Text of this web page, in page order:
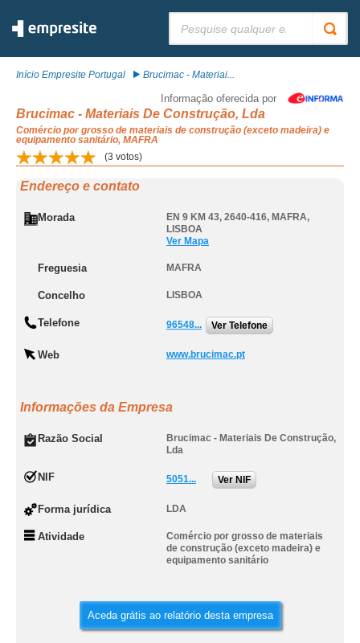
Início Empresite Portugal Brucimac - Materiai...
Informação oferecida por
Brucimac - Materiais De Construção, Lda
Comércio por grosso de materiais de construção (exceto madeira) e
equipamento sanitário, MAFRA
(3 votos)
Endereço e contato
Morada EN 9 KM 43, 2640-416, MAFRA,
LISBOA
Ver Mapa
Freguesia MAFRA
Concelho LISBOA
Telefone 96548... Ver Telefone
Web www.brucimac.pt
Informações da Empresa
Razão Social
Brucimac - Materiais De Construção,
Lda
NIF 5051... Ver NIF
Forma jurídica LDA
Atividade
Comércio por grosso de materiais
de construção (exceto madeira) e
equipamento sanitário
Aceda grátis ao relatório desta empresa